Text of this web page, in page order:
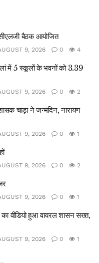
सीएलजी बैठक आयोजित
9, 2026 0 4
में 5 स्कूलों के भवनों को 3.39
9, 2026 0 2
चाड़ा ने जन्मदिन, नारायण
9, 2026 0 1
9, 2026 0 2
9, 2026 0 1
वीडियो हुआ वायरल शासन सख्त,
9, 2026 0 1